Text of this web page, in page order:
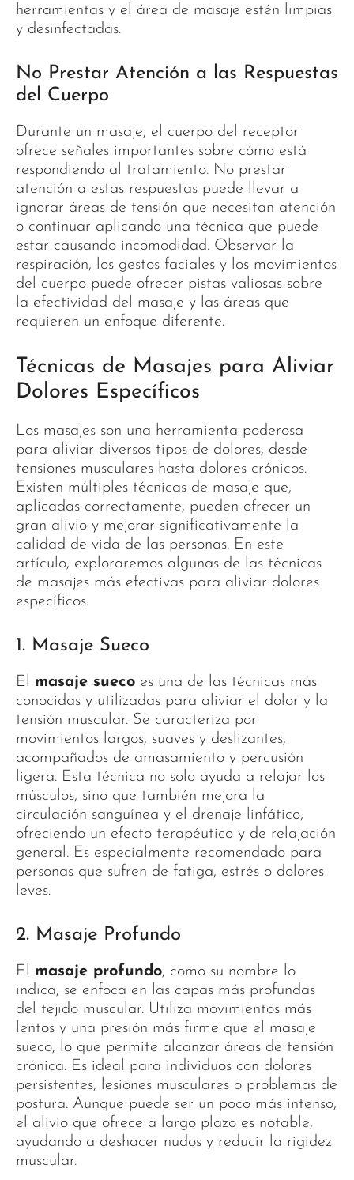
herramientas y el área de masaje estén limpias
y desinfectadas.
No Prestar Atención a las Respuestas
del Cuerpo
Durante un masaje, el cuerpo del receptor
ofrece señales importantes sobre cómo está
respondiendo al tratamiento. No prestar
atención a estas respuestas puede llevar a
ignorar áreas de tensión que necesitan atención
o continuar aplicando una técnica que puede
estar causando incomodidad. Observar la
respiración, los gestos faciales y los movimientos
del cuerpo puede ofrecer pistas valiosas sobre
la efectividad del masaje y las áreas que
requieren un enfoque diferente.
Técnicas de Masajes para Aliviar
Dolores Específicos
Los masajes son una herramienta poderosa
para aliviar diversos tipos de dolores, desde
tensiones musculares hasta dolores crónicos.
Existen múltiples técnicas de masaje que,
aplicadas correctamente, pueden ofrecer un
gran alivio y mejorar significativamente la
calidad de vida de las personas. En este
artículo, exploraremos algunas de las técnicas
de masajes más efectivas para aliviar dolores
específicos.
1. Masaje Sueco
El masaje sueco es una de las técnicas más
conocidas y utilizadas para aliviar el dolor y la
tensión muscular. Se caracteriza por
movimientos largos, suaves y deslizantes,
acompañados de amasamiento y percusión
ligera. Esta técnica no solo ayuda a relajar los
músculos, sino que también mejora la
circulación sanguínea y el drenaje linfático,
ofreciendo un efecto terapéutico y de relajación
general. Es especialmente recomendado para
personas que sufren de fatiga, estrés o dolores
leves.
2. Masaje Profundo
El masaje profundo, como su nombre lo
indica, se enfoca en las capas más profundas
del tejido muscular. Utiliza movimientos más
lentos y una presión más firme que el masaje
sueco, lo que permite alcanzar áreas de tensión
crónica. Es ideal para individuos con dolores
persistentes, lesiones musculares o problemas de
postura. Aunque puede ser un poco más intenso,
el alivio que ofrece a largo plazo es notable,
ayudando a deshacer nudos y reducir la rigidez
muscular.